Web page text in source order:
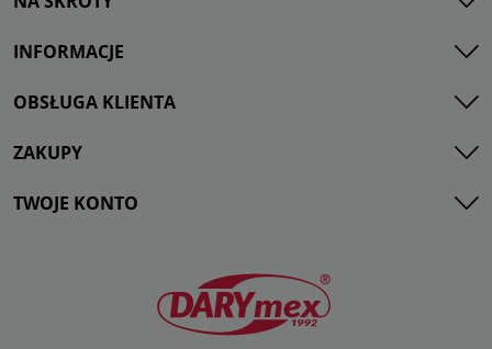
INFORMACJE
OBSŁUGA KLIENTA
ZAKUPY
TWOJE KONTO